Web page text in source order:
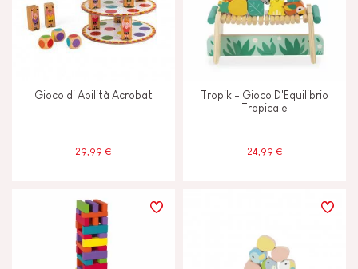
Campanella o sonaglio
2 - 3 anni
4 - 5 anni
6 - 7 anni
Gioco di Abilità Acrobat
29,99 €
Tropik - Gioco D'Equilibrio
Tropicale
24,99 €